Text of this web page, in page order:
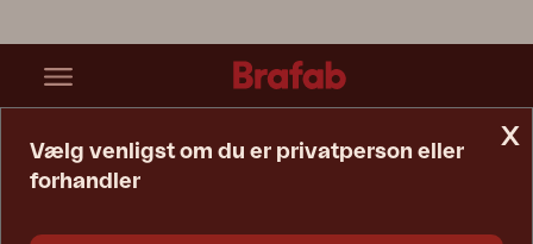
x
Vælg venligst om du er privatperson eller
forhandler